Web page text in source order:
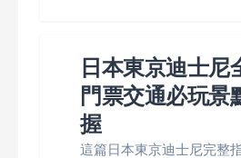
日本東京迪士尼
門票交通必玩景
握
這篇日本東京迪士尼完整